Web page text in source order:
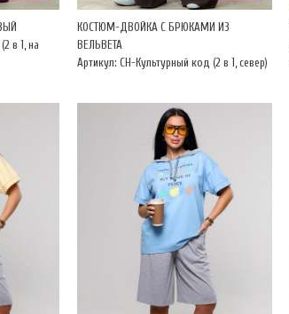
в 1, на
КОСТЮМ-ДВОЙКА С БРЮКАМИ ИЗ
ВЕЛЬВЕТА
Артикул: CH-Культурный код (2 в 1, север)